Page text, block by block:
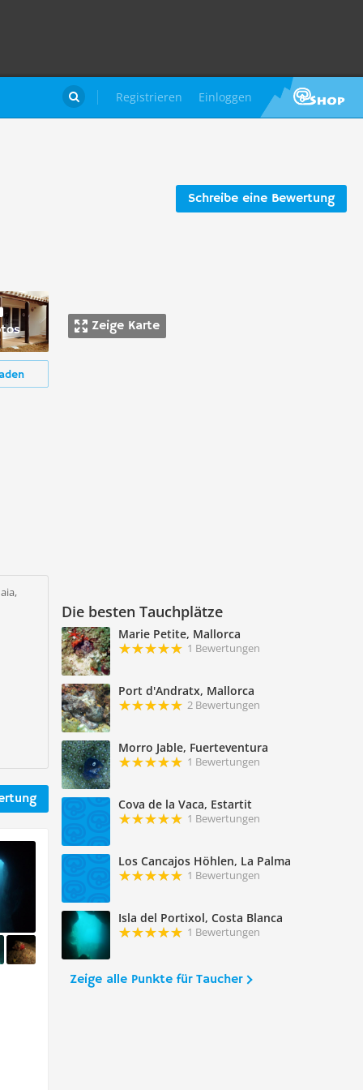
Registrieren Einloggen

Schreibe eine Bewertung
Zeige Karte
Die besten Tauchplätze
Marie Petite, Mallorca
1 Bewertungen
Port d'Andratx, Mallorca
2 Bewertungen
Morro Jable, Fuerteventura
1 Bewertungen
Cova de la Vaca, Estartit
1 Bewertungen
Los Cancajos Höhlen, La Palma
1 Bewertungen
Isla del Portixol, Costa Blanca
1 Bewertungen
Zeige alle Punkte für Taucher